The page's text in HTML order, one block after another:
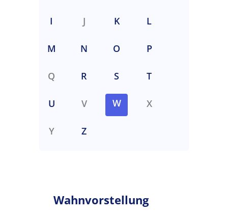
I J K L
M N O P
Q R S T
U V W X
Y Z
Wahnvorstellung